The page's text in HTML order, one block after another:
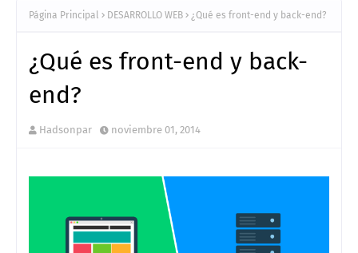
Estrategias de Despliegue
Página Principal DESARROLLO WEB ¿Qué es front-end y back-end?
¿Qué es front-end y back-
end?
Hadsonpar noviembre 01, 2014